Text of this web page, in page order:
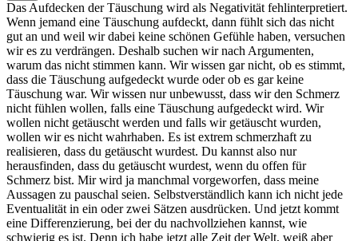
Das Aufdecken der Täuschung wird als Negativität fehlinterpretiert.
Wenn jemand eine Täuschung aufdeckt, dann fühlt sich das nicht
gut an und weil wir dabei keine schönen Gefühle haben, versuchen
wir es zu verdrängen. Deshalb suchen wir nach Argumenten,
warum das nicht stimmen kann. Wir wissen gar nicht, ob es stimmt,
dass die Täuschung aufgedeckt wurde oder ob es gar keine
Täuschung war. Wir wissen nur unbewusst, dass wir den Schmerz
nicht fühlen wollen, falls eine Täuschung aufgedeckt wird. Wir
wollen nicht getäuscht werden und falls wir getäuscht wurden,
wollen wir es nicht wahrhaben. Es ist extrem schmerzhaft zu
realisieren, dass du getäuscht wurdest. Du kannst also nur
herausfinden, dass du getäuscht wurdest, wenn du offen für
Schmerz bist. Mir wird ja manchmal vorgeworfen, dass meine
Aussagen zu pauschal seien. Selbstverständlich kann ich nicht jede
Eventualität in ein oder zwei Sätzen ausdrücken. Und jetzt kommt
eine Differenzierung, bei der du nachvollziehen kannst, wie
schwierig es ist. Denn ich habe jetzt alle Zeit der Welt, weiß aber